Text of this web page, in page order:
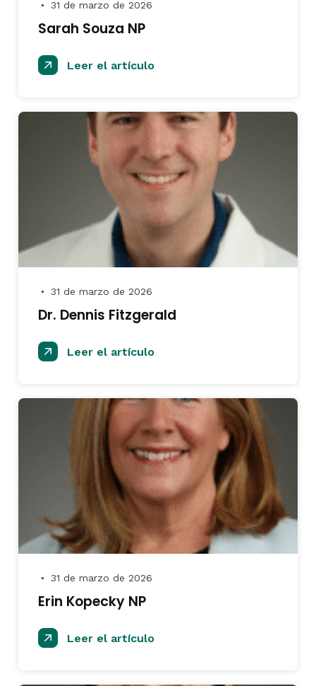
● 31 de marzo de 2026
Sarah Souza NP
Leer el artículo
● 31 de marzo de 2026
Dr. Dennis Fitzgerald
Leer el artículo
● 31 de marzo de 2026
Erin Kopecky NP
Leer el artículo